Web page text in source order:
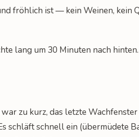
fröhlich ist — kein Weinen, kein
lang um 30 Minuten nach
zu kurz, das letzte
schläft schnell ein (übermüdete